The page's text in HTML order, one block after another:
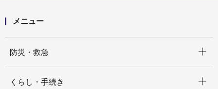
メニュー
防災・救急
くらし・手続き